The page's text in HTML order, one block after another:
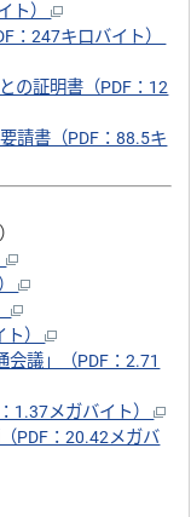
ト）
：247キロバイト）
の証明書（PDF：12
請書（PDF：88.5キ
ト）
議」（PDF：2.71
1.37メガバイト）
PDF：20.42メガバ